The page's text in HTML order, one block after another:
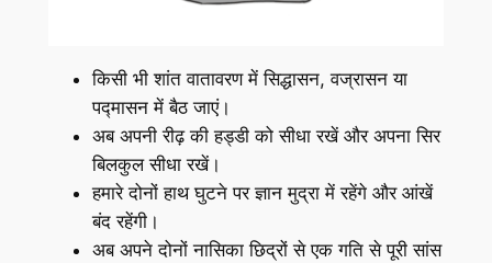
किसी भी शांत वातावरण में सिद्धासन, वज्रासन या
पद्मासन में बैठ जाएं।
अब अपनी रीढ़ की हड्डी को सीधा रखें और अपना सिर
बिलकुल सीधा रखें।
हमारे दोनों हाथ घुटने पर ज्ञान मुद्रा में रहेंगे और आंखें
बंद रहेंगी।
अब अपने दोनों नासिका छिद्रों से एक गति से पूरी सांस